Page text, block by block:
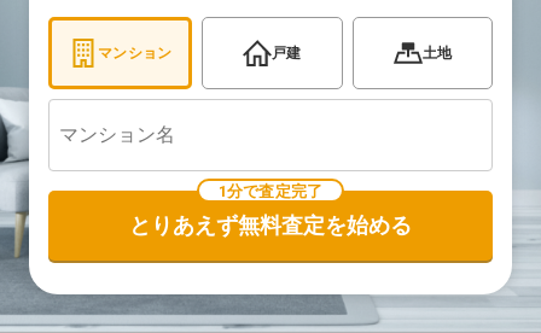
マンション 戸建 土地
1分で査定完了
とりあえず無料査定を始める